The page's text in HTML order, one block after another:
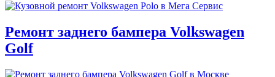
Ремонт заднего бампера Volkswagen
Golf